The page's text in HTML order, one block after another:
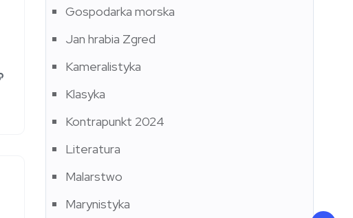
Gospodarka morska
Jan hrabia Zgred
Kameralistyka
Klasyka
Kontrapunkt 2024
Literatura
Malarstwo
Marynistyka